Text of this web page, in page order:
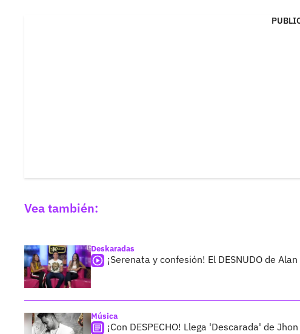
Vea también:
Deskaradas
¡Serenata y confesión! El DESNUDO de
Música
¡Con DESPECHO! Llega 'Descarada' de